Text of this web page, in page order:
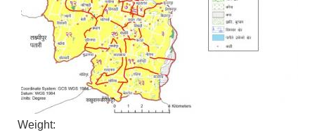
Weight: